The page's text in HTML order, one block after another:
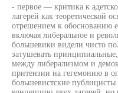
- первое — критика к
лагерей как теоретической
отрешением к обоснованию
включая либеральное и
большевики видели чисто
затушевать
между либерализмом и
притензии на гегемонию в
большевистские